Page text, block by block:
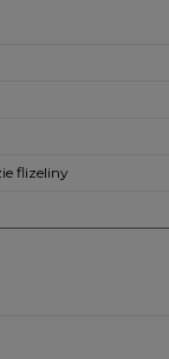
flizeliny